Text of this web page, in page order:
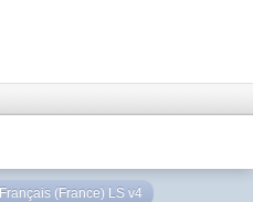
Français (France) LS v4